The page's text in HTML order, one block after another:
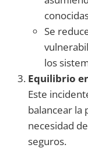
Se
los
Equilibrio
Este
balancear la
necesidad
seguros.